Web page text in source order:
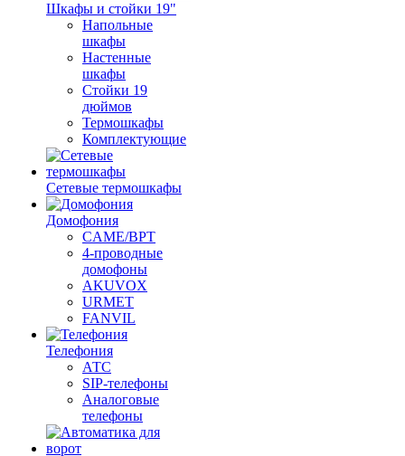
Шкафы и стойки 19"
Напольные
шкафы
Настенные
шкафы
Стойки 19
дюймов
Термошкафы
Комплектующие
Сетевые термошкафы
Домофония
CAME/BPT
4-проводные
домофоны
AKUVOX
URMET
FANVIL
Телефония
АТС
SIP-телефоны
Аналоговые
телефоны